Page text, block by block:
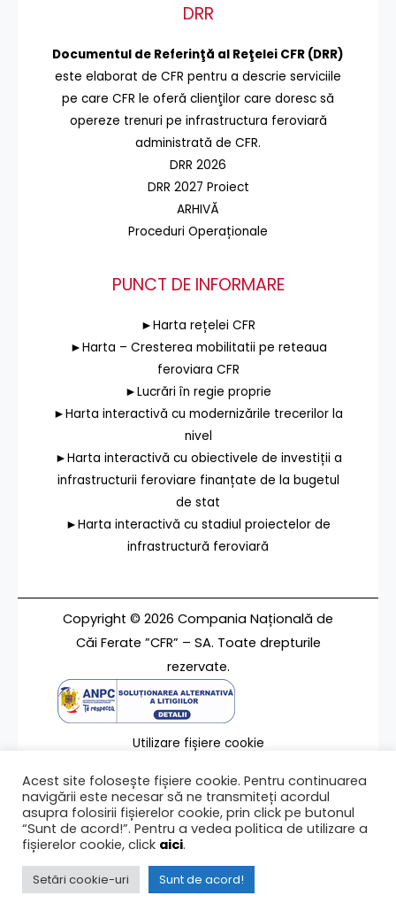
DRR
Documentul de Referinţă al Reţelei CFR (DRR)
este elaborat de CFR pentru a descrie serviciile
pe care CFR le oferă clienţilor care doresc să
opereze trenuri pe infrastructura feroviară
administrată de CFR.
DRR 2026
DRR 2027 Proiect
ARHIVĂ
Proceduri Operaționale
PUNCT DE INFORMARE
►Harta rețelei CFR
►Harta – Cresterea mobilitatii pe reteaua
feroviara CFR
►Lucrări în regie proprie
►Harta interactivă cu modernizările trecerilor la
nivel
►Harta interactivă cu obiectivele de investiții a
infrastructurii feroviare finanțate de la bugetul
de stat
►Harta interactivă cu stadiul proiectelor de
infrastructură feroviară
Copyright © 2026 Compania Națională de
Căi Ferate ”CFR” – SA. Toate drepturile
rezervate.
Utilizare fișiere cookie
Contact
Ultima modificare a paginii 12/04/2016
Acest site folosește fișiere cookie. Pentru continuarea
navigării este necesar să ne transmiteți acordul
asupra folosirii fișierelor cookie, prin click pe butonul
“Sunt de acord!”. Pentru a vedea politica de utilizare a
fișierelor cookie, click aici.
Setări cookie-uri Sunt de acord!